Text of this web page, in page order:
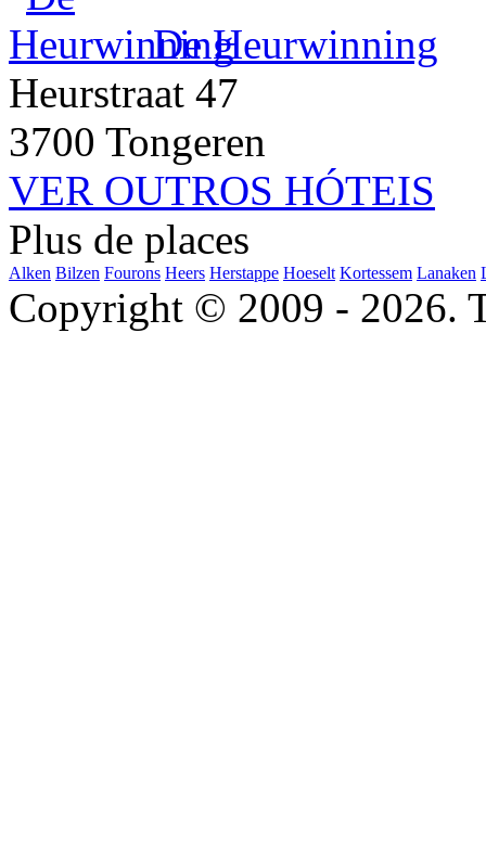
De Heurwinning
Heurstraat 47
3700 Tongeren
VER OUTROS HÓTEIS
Plus de places
Alken Bilzen Fourons Heers Herstappe Hoeselt Kortessem Lanaken
Copyright © 2009 - 2026.